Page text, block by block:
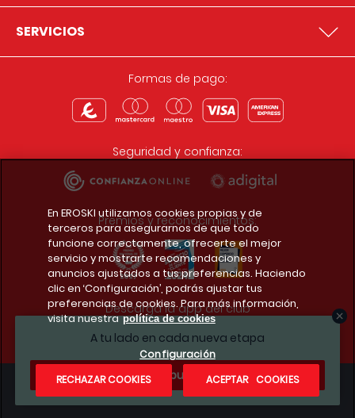
A tu lado en cada nueva etapa
¿Te apuntas?
SERVICIOS
Formas de pago:
Seguridad y confianza:
Premios y reconocimientos:
Descarga la app del club
Condiciones legales
En EROSKI utilizamos cookies propias y de
terceros para asegurarnos de que todo
funcione correctamente, ofrecerte el mejor
servicio y mostrarte recomendaciones y
anuncios ajustados a tus preferencias. Haciendo
clic en ‘Configuración’, podrás ajustar tus
preferencias de cookies. Para más información,
visita nuestra política de cookies
Configuración
RECHAZAR COOKIES
ACEPTAR COOKIES